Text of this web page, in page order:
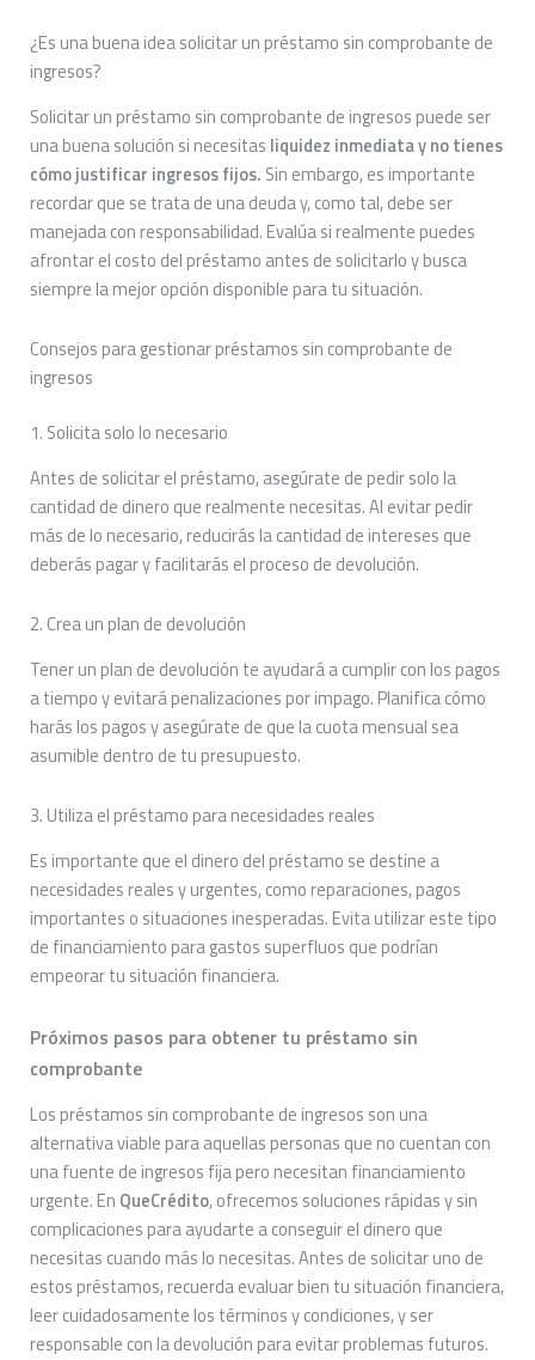
¿Es una buena idea solicitar un préstamo sin comprobante de
ingresos?
Solicitar un préstamo sin comprobante de ingresos puede ser
una buena solución si necesitas liquidez inmediata y no tienes
cómo justificar ingresos fijos. Sin embargo, es importante
recordar que se trata de una deuda y, como tal, debe ser
manejada con responsabilidad. Evalúa si realmente puedes
afrontar el costo del préstamo antes de solicitarlo y busca
siempre la mejor opción disponible para tu situación.
Consejos para gestionar préstamos sin comprobante de
ingresos
1. Solicita solo lo necesario
Antes de solicitar el préstamo, asegúrate de pedir solo la
cantidad de dinero que realmente necesitas. Al evitar pedir
más de lo necesario, reducirás la cantidad de intereses que
deberás pagar y facilitarás el proceso de devolución.
2. Crea un plan de devolución
Tener un plan de devolución te ayudará a cumplir con los pagos
a tiempo y evitará penalizaciones por impago. Planifica cómo
harás los pagos y asegúrate de que la cuota mensual sea
asumible dentro de tu presupuesto.
3. Utiliza el préstamo para necesidades reales
Es importante que el dinero del préstamo se destine a
necesidades reales y urgentes, como reparaciones, pagos
importantes o situaciones inesperadas. Evita utilizar este tipo
de financiamiento para gastos superfluos que podrían
empeorar tu situación financiera.
Próximos pasos para obtener tu préstamo sin
comprobante
Los préstamos sin comprobante de ingresos son una
alternativa viable para aquellas personas que no cuentan con
una fuente de ingresos fija pero necesitan financiamiento
urgente. En QueCrédito, ofrecemos soluciones rápidas y sin
complicaciones para ayudarte a conseguir el dinero que
necesitas cuando más lo necesitas. Antes de solicitar uno de
estos préstamos, recuerda evaluar bien tu situación financiera,
leer cuidadosamente los términos y condiciones, y ser
responsable con la devolución para evitar problemas futuros.